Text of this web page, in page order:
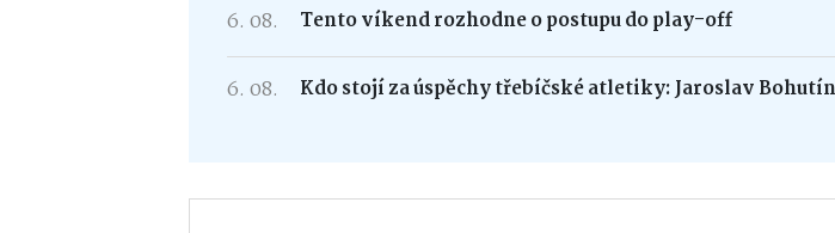
6. 08. Tento víkend rozhodne o postupu do play-off
6. 08. Kdo stojí za úspěchy třebíčské atletiky: Jaroslav